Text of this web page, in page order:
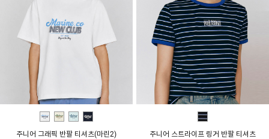
주니어 그래픽 반팔 티셔츠(마린2) 주니어 스트라이프 링거 반팔 티셔츠